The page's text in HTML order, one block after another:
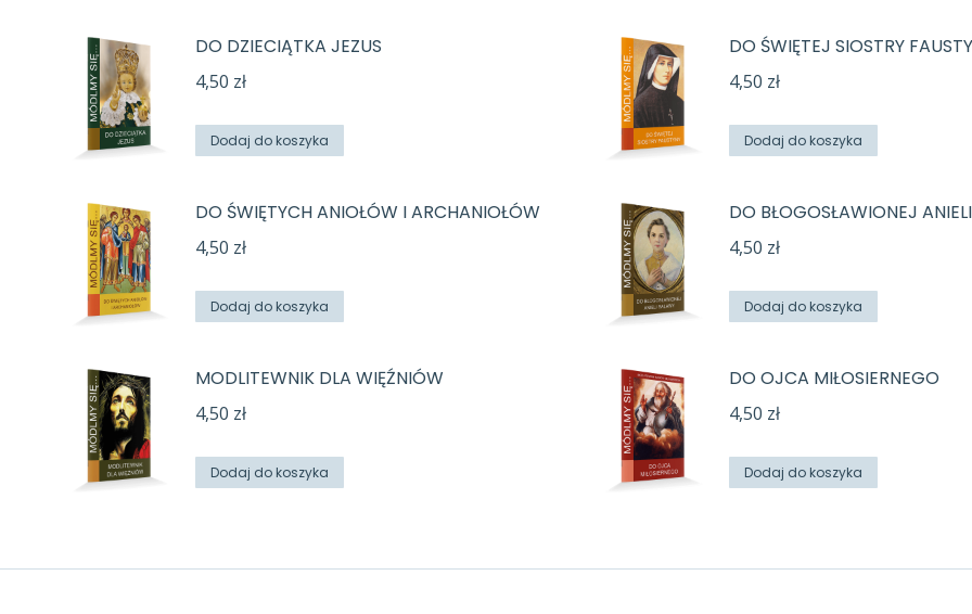
DO DZIECIĄTKA JEZUS
4,50 zł
Dodaj do koszyka
DO ŚWIĘTEJ SIOSTRY
4,50 zł
Dodaj do koszyka
DO ŚWIĘTYCH ANIOŁÓW I ARCHANIOŁÓW
4,50 zł
Dodaj do koszyka
DO BŁOGOSŁAWIONEJ
4,50 zł
Dodaj do koszyka
MODLITEWNIK DLA WIĘŹNIÓW
4,50 zł
Dodaj do koszyka
DO OJCA MIŁOSIERNEGO
4,50 zł
Dodaj do koszyka